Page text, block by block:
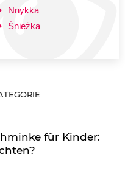
Nnykka
Śnieżka
für Kinder: